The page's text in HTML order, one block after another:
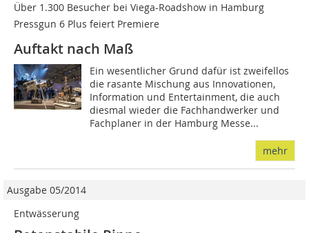
Über 1.300 Besucher bei Viega-Roadshow in Hamburg 
Pressgun 6 Plus feiert Premiere
Auftakt nach Maß
Ein wesentlicher Grund dafür ist zweifellos
die rasante Mischung aus Innovationen,
Information und Entertainment, die auch
diesmal wieder die Fachhandwerker und
Fachplaner in der Hamburg Messe...
mehr
Ausgabe 05/2014
Entwässerung